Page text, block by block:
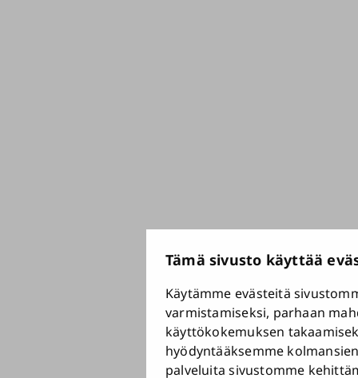
Tämä sivusto käyttää
Käytämme evästeitä
varmistamiseksi, parhaan
käyttökokemuksen
hyödyntääksemme
palveluita sivustomme